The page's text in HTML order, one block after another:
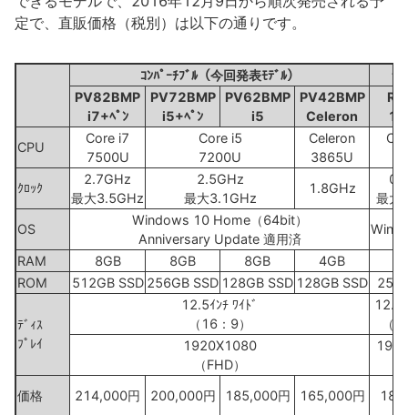
定で、直販価格（税別）は以下の通りです。
ｺﾝﾊﾟｰﾁﾌﾞﾙ（今回発表ﾓﾃﾞﾙ）
ﾃﾞ
PV82BMP
i7+ﾍﾟﾝ
PV72BMP
i5+ﾍﾟﾝ
PV62BMP
i5
PV42BMP
Celeron
CPU
Core i7
7500U
Core i5
7200U
Celeron
3865U
ｸﾛｯｸ
2.7GHz
最大3.5GHz
2.5GHz
最大3.1GHz
1.8GHz
最大
OS
Windows 10 Home（64bit）
Anniversary Update 適用済
RAM 8GB 8GB 8GB 4GB
ROM
512GB SSD 256GB SSD 128GB SSD 128GB SSD
ﾃﾞｨｽ
ﾌﾟﾚｲ
12.5ｲﾝﾁ ﾜｲﾄﾞ
（16：9）
12.5
（
1920X1080
（FHD）
価格
214,000円 200,000円 185,000円 165,000円